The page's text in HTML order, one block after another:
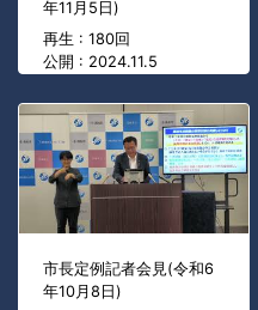
年11月5日)
再生 : 180回
公開 : 2024.11.5
市長定例記者会見(令和6
年10月8日)